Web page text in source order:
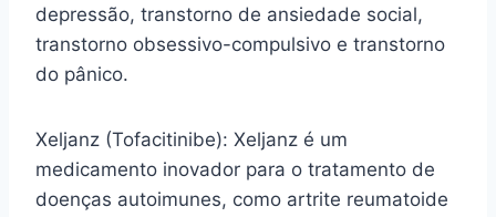
depressão, transtorno de ansiedade social,
transtorno obsessivo-compulsivo e transtorno
do pânico.
Xeljanz (Tofacitinibe): Xeljanz é um
medicamento inovador para o tratamento de
doenças autoimunes, como artrite reumatoide